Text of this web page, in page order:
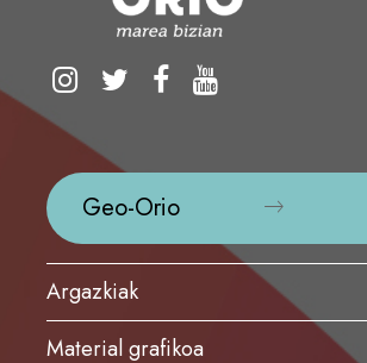
Geo-Orio
Argazkiak
Material grafikoa